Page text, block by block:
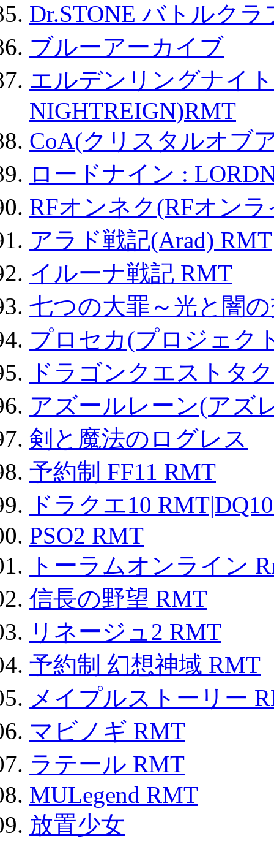
Dr.STONE バトルク
ブルーアーカイブ
エルデンリングナイ
NIGHTREIGN)RMT
CoA(クリスタルオブ
ロードナイン :
RFオンネク(RFオン
アラド戦記(Arad) RMT
イルーナ戦記 RMT
七つの大罪～光と闇
プロセカ(プロジェク
ドラゴンクエストタ
アズールレーン(アズ
剣と魔法のログレス
予約制 FF11 RMT
ドラクエ10
PSO2 RMT
トーラムオンライン
信長の野望 RMT
リネージュ2 RMT
予約制 幻想神域 RMT
メイプルストーリー
マビノギ RMT
ラテール RMT
MULegend RMT
放置少女